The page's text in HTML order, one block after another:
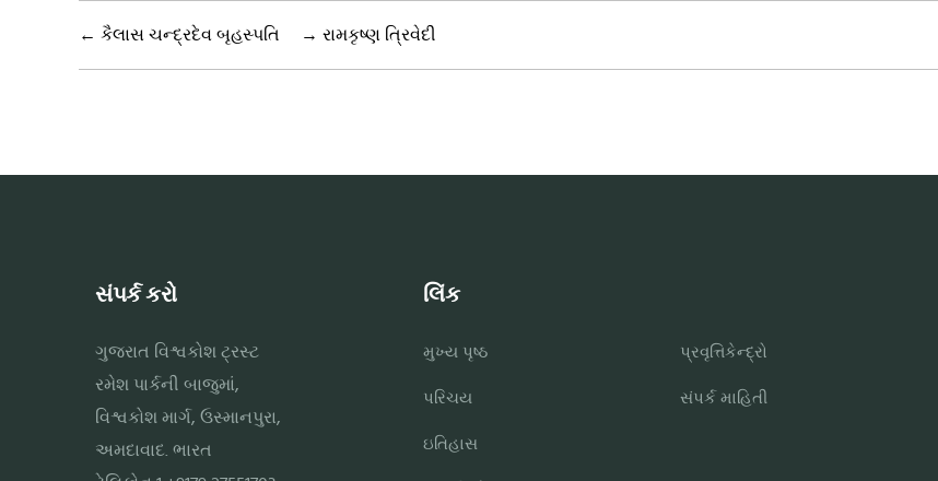
← કૈલાસ ચન્દ્રદેવ બૃહસ્પતિ → રામકૃષ્ણ ત્રિવેદી
સંપર્ક કરો
ગુજરાત વિશ્વકોશ ટ્રસ્ટ
રમેશ પાર્કની બાજુમાં,
વિશ્વકોશ માર્ગ, ઉસ્માનપુરા,
અમદાવાદ. ભારત
લિંક
મુખ્ય પૃષ્ઠ
પરિચય
ઇતિહાસ
પ્રવૃત્તિકેન્દ્રો
સંપર્ક માહિતી